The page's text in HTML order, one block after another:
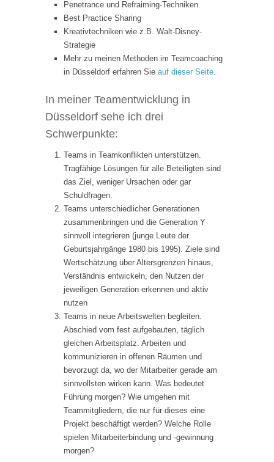
Penetrance und Refraiming-Techniken
Best Practice Sharing
Kreativtechniken wie z.B. Walt-Disney-
Strategie
Mehr zu meinen Methoden im Teamcoaching
in Düsseldorf erfahren Sie auf dieser Seite.
In meiner Teamentwicklung in
Düsseldorf sehe ich drei
Schwerpunkte:
Teams in Teamkonflikten unterstützen.
Tragfähige Lösungen für alle Beteiligten sind
das Ziel, weniger Ursachen oder gar
Schuldfragen.
Teams unterschiedlicher Generationen
zusammenbringen und die Generation Y
sinnvoll integrieren (junge Leute der
Geburtsjahrgänge 1980 bis 1995). Ziele sind
Wertschätzung über Altersgrenzen hinaus,
Verständnis entwickeln, den Nutzen der
jeweiligen Generation erkennen und aktiv
nutzen
Teams in neue Arbeitswelten begleiten.
Abschied vom fest aufgebauten, täglich
gleichen Arbeitsplatz. Arbeiten und
kommunizieren in offenen Räumen und
bevorzugt da, wo der Mitarbeiter gerade am
sinnvollsten wirken kann. Was bedeutet
Führung morgen? Wie umgehen mit
Teammitgliedern, die nur für dieses eine
Projekt beschäftigt werden? Welche Rolle
spielen Mitarbeiterbindung und -gewinnung
morgen?